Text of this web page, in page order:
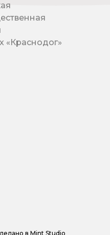
«Краснодог»
в Mint Studio